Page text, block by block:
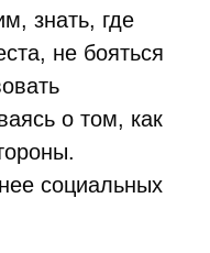
знать, где
не бояться
о том, как
социальных